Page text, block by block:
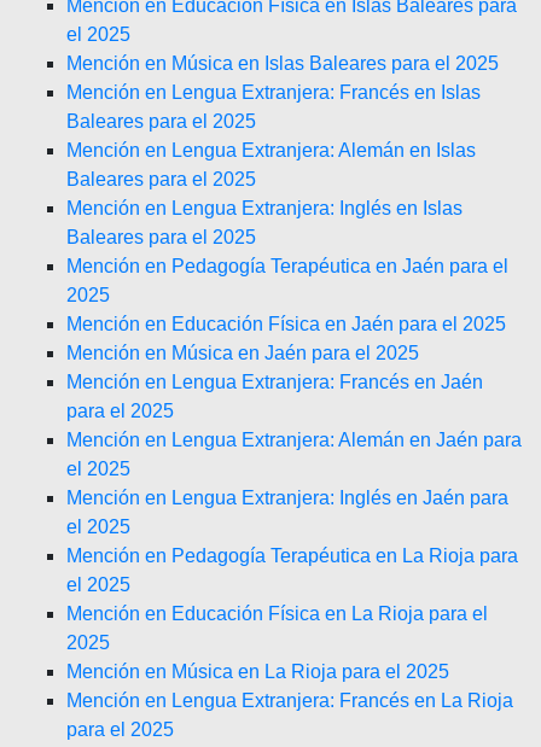
Mención en Educación Física en Islas Baleares para
el 2025
Mención en Música en Islas Baleares para el 2025
Mención en Lengua Extranjera: Francés en Islas
Baleares para el 2025
Mención en Lengua Extranjera: Alemán en Islas
Baleares para el 2025
Mención en Lengua Extranjera: Inglés en Islas
Baleares para el 2025
Mención en Pedagogía Terapéutica en Jaén para el
2025
Mención en Educación Física en Jaén para el 2025
Mención en Música en Jaén para el 2025
Mención en Lengua Extranjera: Francés en Jaén
para el 2025
Mención en Lengua Extranjera: Alemán en Jaén para
el 2025
Mención en Lengua Extranjera: Inglés en Jaén para
el 2025
Mención en Pedagogía Terapéutica en La Rioja para
el 2025
Mención en Educación Física en La Rioja para el
2025
Mención en Música en La Rioja para el 2025
Mención en Lengua Extranjera: Francés en La Rioja
para el 2025